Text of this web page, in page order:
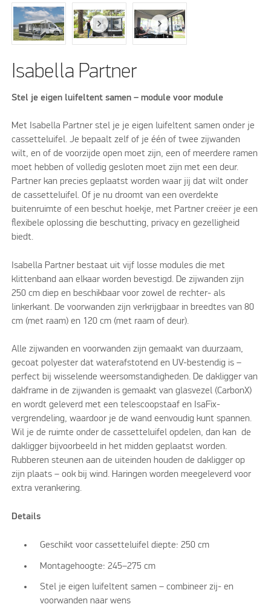
Isabella Partner
Stel je eigen luifeltent samen – module voor module
Met Isabella Partner stel je je eigen luifeltent samen onder je
cassetteluifel. Je bepaalt zelf of je één of twee zijwanden
wilt, en of de voorzijde open moet zijn, een of meerdere ramen
moet hebben of volledig gesloten moet zijn met een deur.
Partner kan precies geplaatst worden waar jij dat wilt onder
de cassetteluifel. Of je nu droomt van een overdekte
buitenruimte of een beschut hoekje, met Partner creëer je een
flexibele oplossing die beschutting, privacy en gezelligheid
biedt.
Isabella Partner bestaat uit vijf losse modules die met
klittenband aan elkaar worden bevestigd. De zijwanden zijn
250 cm diep en beschikbaar voor zowel de rechter- als
linkerkant. De voorwanden zijn verkrijgbaar in breedtes van 80
cm (met raam) en 120 cm (met raam of deur).
Alle zijwanden en voorwanden zijn gemaakt van duurzaam,
gecoat polyester dat waterafstotend en UV-bestendig is –
perfect bij wisselende weersomstandigheden. De dakligger van
dakframe in de zijwanden is gemaakt van glasvezel (CarbonX)
en wordt geleverd met een telescoopstaaf en IsaFix-
vergrendeling, waardoor je de wand eenvoudig kunt spannen.
Wil je de ruimte onder de cassetteluifel opdelen, dan kan de
dakligger bijvoorbeeld in het midden geplaatst worden.
Rubberen steunen aan de uiteinden houden de dakligger op
zijn plaats – ook bij wind. Haringen worden meegeleverd voor
extra verankering.
Details
Geschikt voor cassetteluifel diepte: 250 cm
Montagehoogte: 245–275 cm
Stel je eigen luifeltent samen – combineer zij- en
voorwanden naar wens